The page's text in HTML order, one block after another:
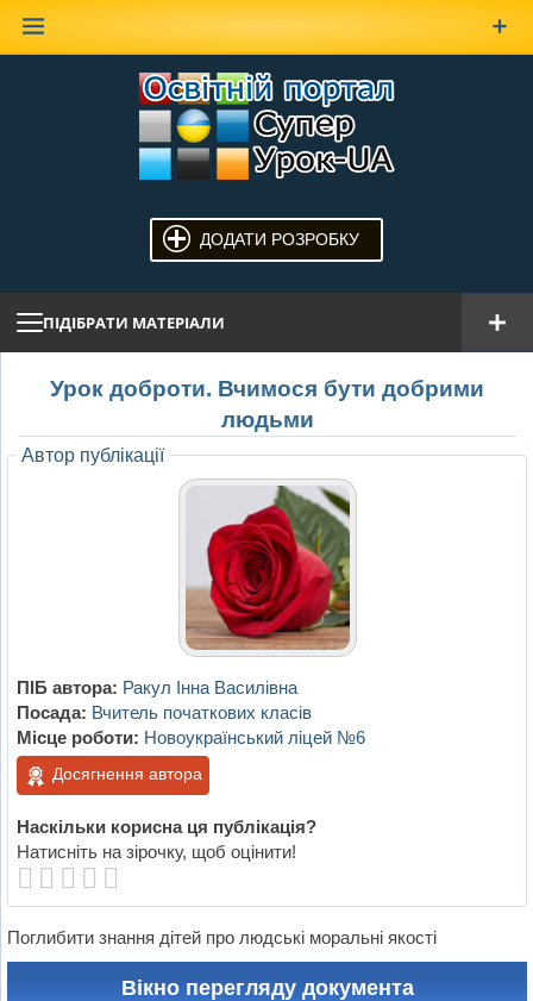
ДОДАТИ РОЗРОБКУ
ПІДІБРАТИ МАТЕРІАЛИ
Урок доброти. Вчимося бути добрими
людьми
Автор публікації
ПІБ автора: Ракул Інна Василівна
Посада: Вчитель початкових класів
Місце роботи: Новоукраїнський ліцей №6
Досягнення автора
Наскільки корисна ця публікація?
Натисніть на зірочку, щоб оцінити!
Поглибити знання дітей про людські моральні якості
Вікно перегляду документа